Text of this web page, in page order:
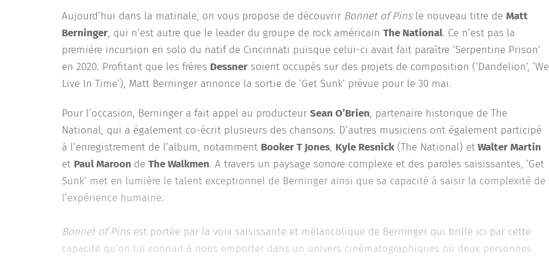
Aujourd’hui dans la matinale, on vous propose de découvrir Bonnet of Pinsle nouveau titre de Matt
Berninger, qui n’est autre que le leader du groupe de rock américain The National. Ce n’est pas la
première incursion en solo du natif de Cincinnati puisque celui-ci avait fait paraître ‘Serpentine Prison’
en 2020. Profitant que les frères Dessner soient occupés sur des projets de composition (‘Dandelion’, ‘We
Live In Time’), Matt Berninger annonce la sortie de ‘Get Sunk’ prévue pour le 30 mai.
Pour l’occasion, Berninger a fait appel au producteur Sean O’Brien, partenaire historique de The
National, qui a également co-écrit plusieurs des chansons. D’autres musiciens ont également participé
à l’enregistrement de l’album, notamment Booker T Jones, Kyle Resnick(The National) etWalter Martin
et Paul Maroon de The Walkmen. A travers un paysage sonore complexe et des paroles saisissantes, ‘Get
Sunk’ met en lumière le talent exceptionnel de Berninger ainsi que sa capacité à saisir la complexité de
l’expérience humaine.
Bonnet of Pinsest portée par la voix saisissante et mélancolique de Berninger qui brille ici par cette
capacité qu’on lui connait à nous emporter dans un univers cinématographiques où deux personnes